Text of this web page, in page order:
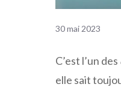
30 mai 2023
C’est l’un des
elle sait